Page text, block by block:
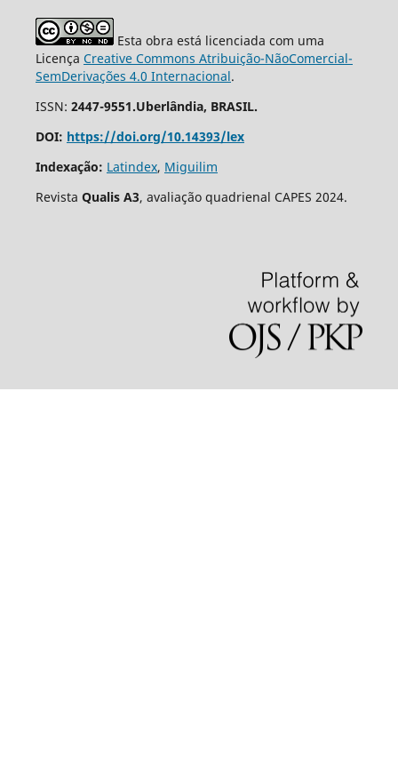
Esta obra está licenciada com uma
Licença Creative Commons Atribuição-NãoComercial-
SemDerivações 4.0 Internacional.
ISSN: 2447-9551.Uberlândia, BRASIL.
DOI: https://doi.org/10.14393/lex
Indexação: Latindex, Miguilim
Revista Qualis A3, avaliação quadrienal CAPES 2024.